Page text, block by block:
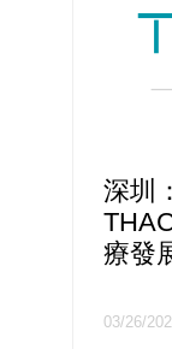
深圳
療發
03/26/